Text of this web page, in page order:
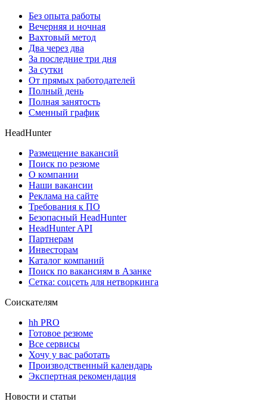
Без опыта работы
Вечерняя и ночная
Вахтовый метод
Два через два
За последние три дня
За сутки
От прямых работодателей
Полный день
Полная занятость
Сменный график
HeadHunter
Размещение вакансий
Поиск по резюме
О компании
Наши вакансии
Реклама на сайте
Требования к ПО
Безопасный HeadHunter
HeadHunter API
Партнерам
Инвесторам
Каталог компаний
Поиск по вакансиям в Азанке
Сетка: соцсеть для нетворкинга
Соискателям
hh PRO
Готовое резюме
Все сервисы
Хочу у вас работать
Производственный календарь
Экспертная рекомендация
Новости и статьи